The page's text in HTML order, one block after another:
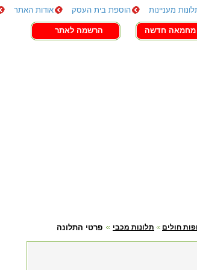
מעניינות הוספת בית העסק אודות האתר
מחמאה חדשה הרשמה לאתר
פרטי התלונה תלונות מכבי חולים